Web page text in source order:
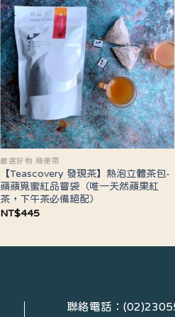
嚴選好物 順便帶
【Teascovery 發現茶】熱泡立體茶包-
蘋蘋覓蜜紅品嘗袋（唯一天然蘋果紅
茶，下午茶必備絕配）
NT$445
聯絡電話：